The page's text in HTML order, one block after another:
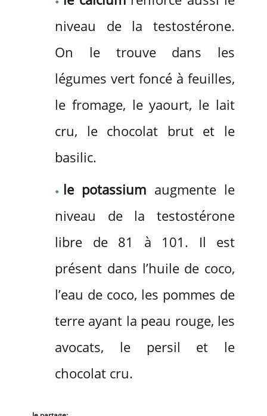
niveau de la testostérone.
On le trouve dans les
légumes vert foncé à feuilles,
le fromage, le yaourt, le lait
cru, le chocolat brut et le
basilic.
le potassium augmente le
niveau de la testostérone
libre de 81 à 101. Il est
présent dans l’huile de coco,
l’eau de coco, les pommes de
terre ayant la peau rouge, les
avocats, le persil et le
chocolat cru.